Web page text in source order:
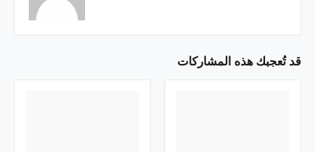
قد تُعجبك هذه المشاركات